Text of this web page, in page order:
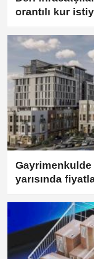
orantılı kur
Gayrimenkulde
yarısında